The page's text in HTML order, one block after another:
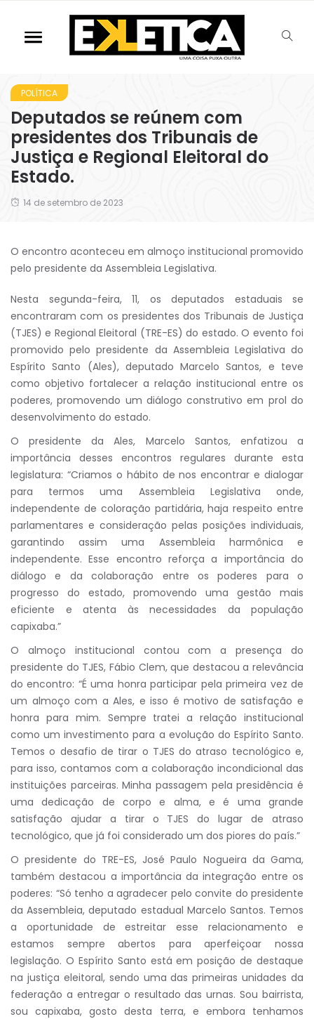
POLÍTICA
Deputados se reúnem com
presidentes dos Tribunais de
Justiça e Regional Eleitoral do
Estado.
14 de setembro de 2023
O encontro aconteceu em almoço institucional promovido
pelo presidente da Assembleia Legislativa.
Nesta segunda-feira, 11, os deputados estaduais se
encontraram com os presidentes dos Tribunais de Justiça
(TJES) e Regional Eleitoral (TRE-ES) do estado. O evento foi
promovido pelo presidente da Assembleia Legislativa do
Espírito Santo (Ales), deputado Marcelo Santos, e teve
como objetivo fortalecer a relação institucional entre os
poderes, promovendo um diálogo construtivo em prol do
desenvolvimento do estado.
O presidente da Ales, Marcelo Santos, enfatizou a
importância desses encontros regulares durante esta
legislatura: “Criamos o hábito de nos encontrar e dialogar
para termos uma Assembleia Legislativa onde,
independente de coloração partidária, haja respeito entre
parlamentares e consideração pelas posições individuais,
garantindo assim uma Assembleia harmônica e
independente. Esse encontro reforça a importância do
diálogo e da colaboração entre os poderes para o
progresso do estado, promovendo uma gestão mais
eficiente e atenta às necessidades da população
capixaba.”
O almoço institucional contou com a presença do
presidente do TJES, Fábio Clem, que destacou a relevância
do encontro: “É uma honra participar pela primeira vez de
um almoço com a Ales, e isso é motivo de satisfação e
honra para mim. Sempre tratei a relação institucional
como um investimento para a evolução do Espírito Santo.
Temos o desafio de tirar o TJES do atraso tecnológico e,
para isso, contamos com a colaboração incondicional das
instituições parceiras. Minha passagem pela presidência é
uma dedicação de corpo e alma, e é uma grande
satisfação ajudar a tirar o TJES do lugar de atraso
tecnológico, que já foi considerado um dos piores do país.”
O presidente do TRE-ES, José Paulo Nogueira da Gama,
também destacou a importância da integração entre os
poderes: “Só tenho a agradecer pelo convite do presidente
da Assembleia, deputado estadual Marcelo Santos. Temos
a oportunidade de estreitar esse relacionamento e
estamos sempre abertos para aperfeiçoar nossa
legislação. O Espírito Santo está em posição de destaque
na justiça eleitoral, sendo uma das primeiras unidades da
federação a entregar o resultado das urnas. Sou bairrista,
sou capixaba, gosto desta terra, e embora tenhamos